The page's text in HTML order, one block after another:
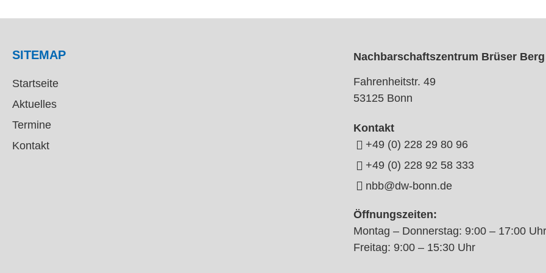
SITEMAP
Startseite
Aktuelles
Termine
Kontakt
Nachbarschaftszentrum Brüser Berg
Fahrenheitstr. 49
53125 Bonn
Kontakt
+49 (0) 228 29 80 96
+49 (0) 228 92 58 333
nbb@dw-bonn.de
Öffnungszeiten:
Montag – Donnerstag: 9:00 – 17:00 Uhr
Freitag: 9:00 – 15:30 Uhr